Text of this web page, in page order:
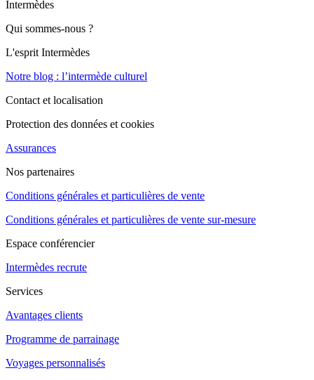
Intermèdes
Qui sommes-nous ?
L'esprit Intermèdes
Notre blog : l’intermède culturel
Contact et localisation
Protection des données et cookies
Assurances
Nos partenaires
Conditions générales et particulières de vente
Conditions générales et particulières de vente sur-mesure
Espace conférencier
Intermèdes recrute
Services
Avantages clients
Programme de parrainage
Voyages personnalisés